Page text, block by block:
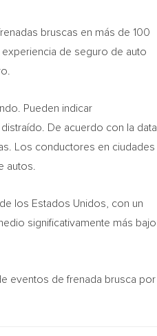
bruscas en más de 100
de seguro de auto
Pueden indicar
De acuerdo con la data
Los conductores en ciudades
autos.
los Estados Unidos, con un
significativamente más bajo
eventos de frenada brusca por